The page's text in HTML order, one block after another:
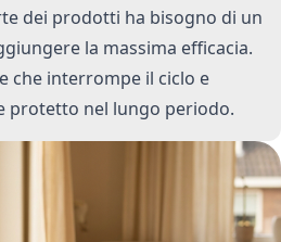
dei prodotti ha bisogno di un
la massima efficacia.
che interrompe il ciclo e
protetto nel lungo periodo.